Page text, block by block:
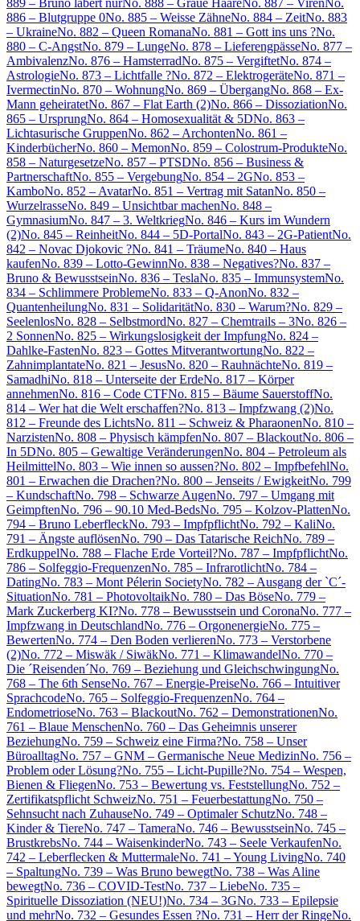
889 – Bruno labert nurNo. 888 – Graue HaareNo. 887 – VirenNo.
886 – Blutgruppe 0No. 885 – Weisse ZähneNo. 884 – ZeitNo. 883
– UkraineNo. 882 – Queen RomanaNo. 881 – Gott ins uns ?No.
880 – C-AngstNo. 879 – LungeNo. 878 – LieferengpässeNo. 877 –
AmbivalenzNo. 876 – HamsterradNo. 875 – VergiftetNo. 874 –
AstrologieNo. 873 – Lichtfalle ?No. 872 – ElektrogeräteNo. 871 –
IvermectinNo. 870 – WohnungNo. 869 – ÜbergangNo. 868 – Ex-
Mann geheiratetNo. 867 – Flat Earth (2)No. 866 – DissoziationNo.
865 – UrsprungNo. 864 – Homosexualität & 5DNo. 863 –
Lichtasurische GruppenNo. 862 – ArchontenNo. 861 –
KinderbücherNo. 860 – MemonNo. 859 – Colostrum-ProdukteNo.
858 – NaturgesetzeNo. 857 – PTSDNo. 856 – Business &
PartnerschaftNo. 855 – VergebungNo. 854 – 2GNo. 853 –
KamboNo. 852 – AvatarNo. 851 – Vertrag mit SatanNo. 850 –
WurzelrasseNo. 849 – Unsichtbar machenNo. 848 –
GymnasiumNo. 847 – 3. WeltkriegNo. 846 – Kurs im Wundern
(2)No. 845 – ReinheitNo. 844 – 5D-PortalNo. 843 – 2G-PatientNo.
842 – Novac Djokovic ?No. 841 – TräumeNo. 840 – Haus
kaufenNo. 839 – Lotto-GewinnNo. 838 – Negatives?No. 837 –
Bruno & BewusstseinNo. 836 – TeslaNo. 835 – ImmunsystemNo.
834 – Schlimmere ProblemeNo. 833 – Q-AnonNo. 832 –
QuantenheilungNo. 831 – SolidaritätNo. 830 – Warum?No. 829 –
SeelenlosNo. 828 – SelbstmordNo. 827 – Chemtrails – 3No. 826 –
2 SonnenNo. 825 – Wirkungslosigkeit der ImpfungNo. 824 –
Dahlke-FastenNo. 823 – Gottes MitverantwortungNo. 822 –
ZahnimplantateNo. 821 – JesusNo. 820 – RauhnächteNo. 819 –
SamadhiNo. 818 – Unterseite der ErdeNo. 817 – Körper
annehmenNo. 816 – Code CTFNo. 815 – Bäume SauerstoffNo.
814 – Wer hat die Welt erschaffen?No. 813 – Impfzwang (2)No.
812 – Freunde des LichtsNo. 811 – Schweiz & PharaonenNo. 810 –
NarzistenNo. 808 – Physisch kämpfenNo. 807 – BlackoutNo. 806 –
In 5DNo. 805 – Gewaltige VeränderungenNo. 804 – Petroleum als
HeilmittelNo. 803 – Wie innen so aussen?No. 802 – ImpfbefehlNo.
801 – Erwachen die Drachen?No. 800 – Jenseits / EwigkeitNo. 799
– KundschaftNo. 798 – Schwarze AugenNo. 797 – Umgang mit
GeimpftenNo. 796 – 90.10 Med-BedsNo. 795 – Kolzov-PlattenNo.
794 – Bruno LeberfleckNo. 793 – ImpfpflichtNo. 792 – KaliNo.
791 – Ängste auflösenNo. 790 – Das Tatarische ReichNo. 789 –
ErdkuppelNo. 788 – Flache Erde Vorteil?No. 787 – ImpfpflichtNo.
786 – Solfeggio-FrequenzenNo. 785 – InfrarotlichtNo. 784 –
DatingNo. 783 – Mont Pélerin SocietyNo. 782 – Ausgang der `C´-
SituationNo. 781 – PhotovoltaikNo. 780 – Das BöseNo. 779 –
Mark Zuckerberg KI?No. 778 – Bewusstsein und CoronaNo. 777 –
Impfzwang in DeutschlandNo. 776 – OrgonenergieNo. 775 –
BewertenNo. 774 – Den Boden verlierenNo. 773 – Verstorbene
(2)No. 772 – Miswäk / SiwäkNo. 771 – KlimawandelNo. 770 –
Die ´Reisenden´No. 769 – Beziehung und GleichschwingungNo.
768 – The 6th SenseNo. 767 – Energie-PreiseNo. 766 – Intuitiver
SprachcodeNo. 765 – Solfeggio-FrequenzenNo. 764 –
EndometrioseNo. 763 – BlackoutNo. 762 – DemonstrationenNo.
761 – Blaue MenschenNo. 760 – Das Geheimnis unserer
BeziehungNo. 759 – Schweiz eine Firma?No. 758 – Unser
BüroalltagNo. 757 – GNM – Germanische Neue MedizinNo. 756 –
Problem oder Lösung?No. 755 – Licht-Pupille?No. 754 – Wespen,
Bienen & FliegenNo. 753 – Bewertung vs. FeststellungNo. 752 –
Zertifikatspflicht SchweizNo. 751 – FeuerbestattungNo. 750 –
Sehnsucht nach ZuhauseNo. 749 – Optimaler SchutzNo. 748 –
Kinder & TiereNo. 747 – TameraNo. 746 – BewusstseinNo. 745 –
BrustkrebsNo. 744 – WaisenkinderNo. 743 – Seele VerkaufenNo.
742 – Leberflecken & MuttermaleNo. 741 – Young LivingNo. 740
– SpaltungNo. 739 – Was Bruno bewegtNo. 738 – Was Aline
bewegtNo. 736 – COVID-TestNo. 737 – LiebeNo. 735 –
Spirituelle Dissoziation (NEU!)No. 734 – 3GNo. 733 – Epilepsie
und mehrNo. 732 – Gesundes Essen ?No. 731 – Herr der RingeNo.